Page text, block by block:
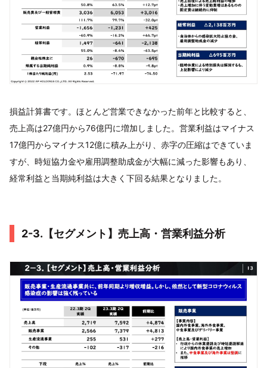
損益計算書です。ほとんど営業できなかった前年と比較すると、
売上高は27億円から76億円に増加しました。営業利益はマイナス
17億円からマイナス12億に積み上がり、赤字の圧縮はできていま
すが、時短協力金や雇用調整助成金が大幅に減った影響もあり、
経常利益と当期純利益は大きく下回る結果となりました。
2-3.【セグメント】売上高・営業利益分析